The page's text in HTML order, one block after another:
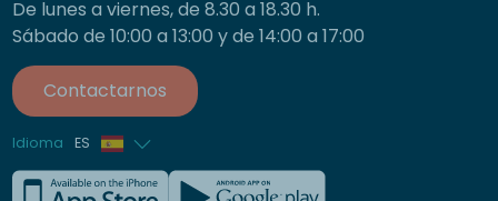
De lunes a viernes, de 8.30 a 18.30 h.
Sábado de 10:00 a 13:00 y de 14:00 a 17:00
Contactarnos
Idioma ES
Francés